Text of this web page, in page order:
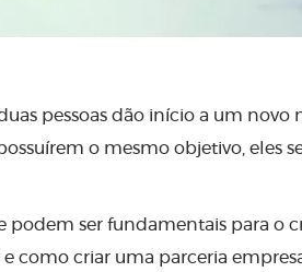
pessoas dão início a um novo
o mesmo objetivo, eles
podem ser fundamentais para o
como criar uma parceria